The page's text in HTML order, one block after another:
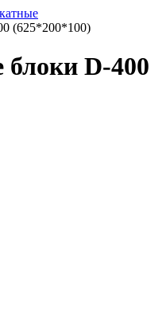
(625*200*100)
блоки D-400